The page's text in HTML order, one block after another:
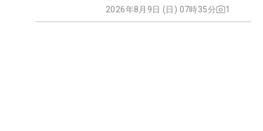
2026年8月9日 (日) 07時35分 1